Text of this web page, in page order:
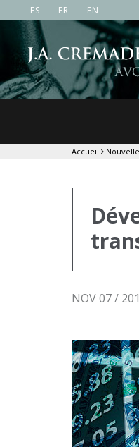
ES FR EN
Accueil
NOV 07 /